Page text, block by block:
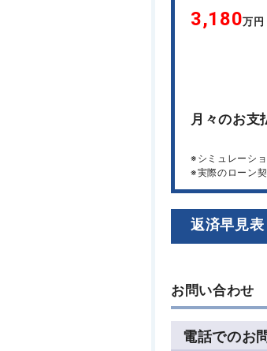
3,180万円
月々のお支
※シミュレーシ
※実際のローン
返済早見表
お問い合わせ
電話でのお